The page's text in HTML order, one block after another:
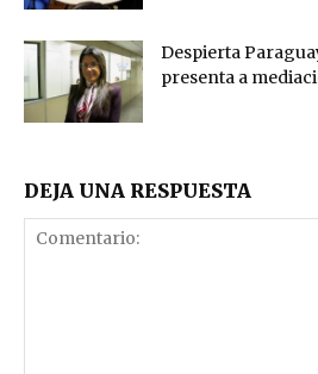
Despierta
presenta a
DEJA UNA RESPUESTA